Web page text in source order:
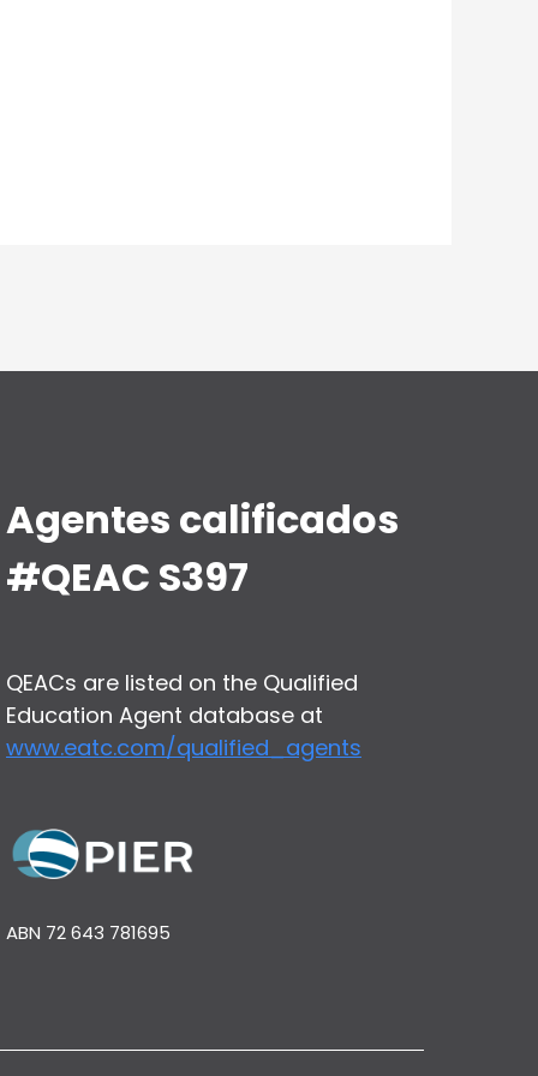
Agentes calificados
#QEAC S397
QEACs are listed on the Qualified
Education Agent database at
www.eatc.com/qualified_agents
ABN 72 643 781695